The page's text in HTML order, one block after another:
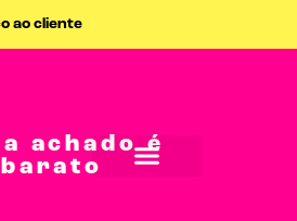
ao cliente
achado é